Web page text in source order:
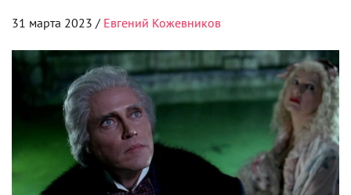
31 марта 2023 / Евгений Кожевников